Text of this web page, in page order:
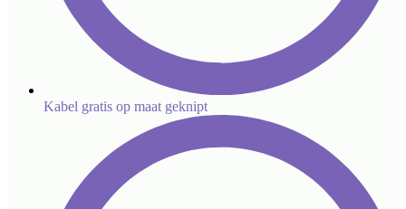
Kabel gratis op maat geknipt